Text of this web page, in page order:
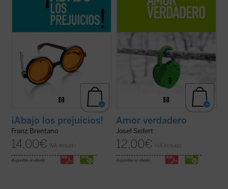
¡Abajo los prejuicios!
Franz Brentano
14,00€ IVA incluido
disponible en ebook:
Amor verdadero
Josef Seifert
12,00€ IVA incluido
disponible en ebook: